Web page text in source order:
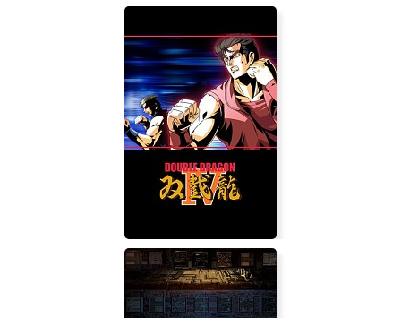
Именем Короля